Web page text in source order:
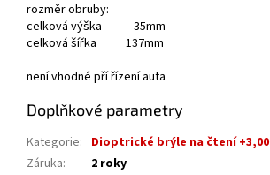
rozměr obruby:
celková výška 35mm
celková šířka 137mm
není vhodné pří řízení auta
Doplňkové parametry
Kategorie: Dioptrické brýle na čtení +3,00
Záruka:
2 roky